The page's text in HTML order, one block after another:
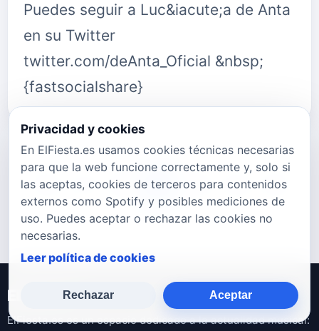
Puedes seguir a Luc&iacute;a de Anta
en su Twitter
twitter.com/deAnta_Oficial &nbsp;
{fastsocialshare}
780 781 782 783 784 785 786
ElFiesta.es
ElFiesta.es es un espacio dedicado a la actualidad musical:
Privacidad y cookies
En ElFiesta.es usamos cookies técnicas necesarias
para que la web funcione correctamente y, solo si
las aceptas, cookies de terceros para contenidos
externos como Spotify y posibles mediciones de
uso. Puedes aceptar o rechazar las cookies no
necesarias.
Leer política de cookies
Rechazar Aceptar